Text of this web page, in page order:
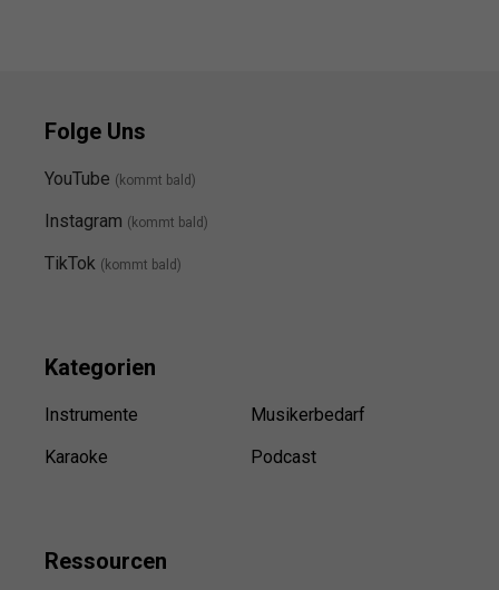
Folge Uns
YouTube (kommt bald)
Instagram (kommt bald )
TikTok (kommt bald)
Kategorien
Instrumente
Karaoke
Musikerbedarf
Podcast
Ressourcen